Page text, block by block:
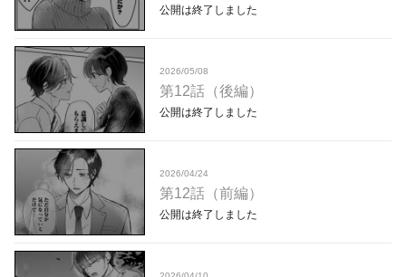
公開は終了しました
2026/05/08
第12話（後編）
公開は終了しました
2026/04/24
第12話（前編）
公開は終了しました